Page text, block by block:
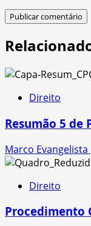
Direito
Resumão 5 de
Marco Evangelista
Direito
Procedimento